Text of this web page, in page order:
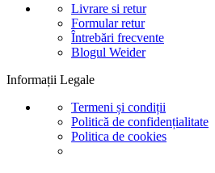
Livrare si retur
Formular retur
Întrebări frecvente
Blogul Weider
Informații Legale
Termeni și condiții
Politică de confidențialitate
Politica de cookies